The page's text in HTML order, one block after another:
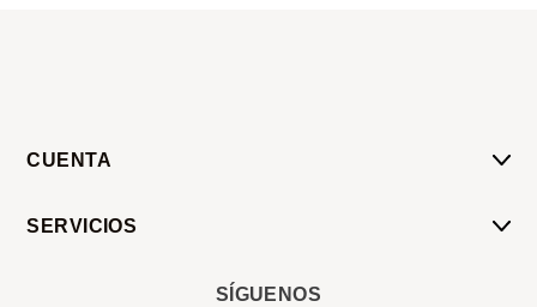
CUENTA
SERVICIOS
SÍGUENOS